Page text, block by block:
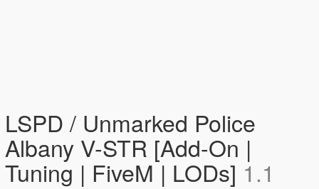
LSPD / Unmarked Police
Albany V-STR [Add-On |
Tuning | FiveM | LODs] 1.1